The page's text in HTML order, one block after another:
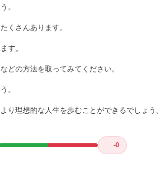
。
くさんあります。
す。
どの方法を取ってみてください。
。
り理想的な人生を歩むことができるでしょう
-0